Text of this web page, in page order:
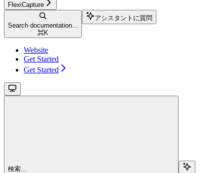
FlexiCapture
Search documentation...
⌘K
アシスタントに質問
Website
Get Started
Get Started
検索...